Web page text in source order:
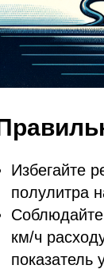
Избегайте
полулитра
км/ч
показатель